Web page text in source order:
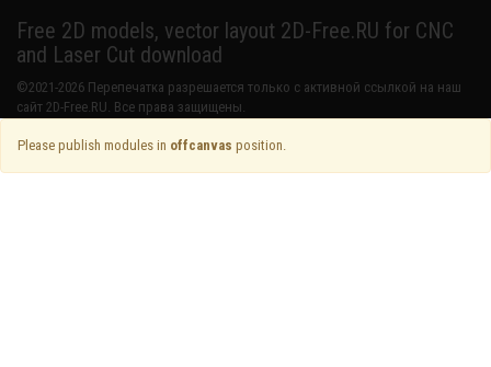
Free 2D models, vector layout 2D-Free.RU for CNC
and Laser Cut download
©2021-2026 Перепечатка разрешается только с активной ссылкой на наш
сайт 2D-Free.RU. Все права защищены.
Please publish modules in offcanvas position.